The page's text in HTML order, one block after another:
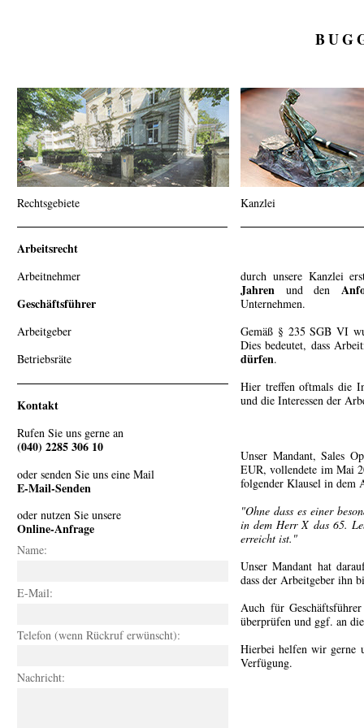
Rechtsgebiete
Arbeitsrecht
Arbeitnehmer
Geschäftsführer
Arbeitgeber
Betriebsräte
Kontakt
Rufen Sie uns gerne an
(040) 2285 306 10
oder senden Sie uns eine Mail
E-Mail-Senden
oder nutzen Sie unsere
Online-Anfrage
Name:
E-Mail:
Nachricht:
Telefon (wenn Rückruf erwünscht):
Kanzlei
durch unsere Kanzlei
Jahren und den
Unternehmen.
Gemäß § 235 SGB VI
Dies bedeutet, dass
dürfen.
Hier treffen oftmals die
und die Interessen der
Unser Mandant, Sales
EUR, vollendete im Mai
folgender Klausel in dem
"Ohne dass es einer
in dem Herr X das 65.
erreicht ist."
Unser Mandant hat
dass der Arbeitgeber ihn
Auch für
überprüfen und ggf. an
Hierbei helfen wir gerne
Verfügung.